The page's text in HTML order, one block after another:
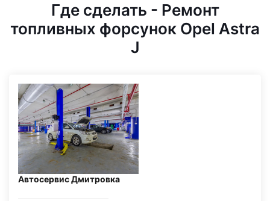
Где сделать - Ремонт
топливных форсунок Opel Astra
J
Автосервис Дмитровка